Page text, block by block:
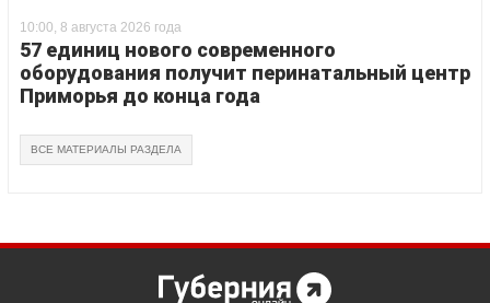
10:00, 8 августа 2026 года
57 единиц нового современного
оборудования получит перинатальный центр
Приморья до конца года
ВСЕ МАТЕРИАЛЫ РАЗДЕЛА